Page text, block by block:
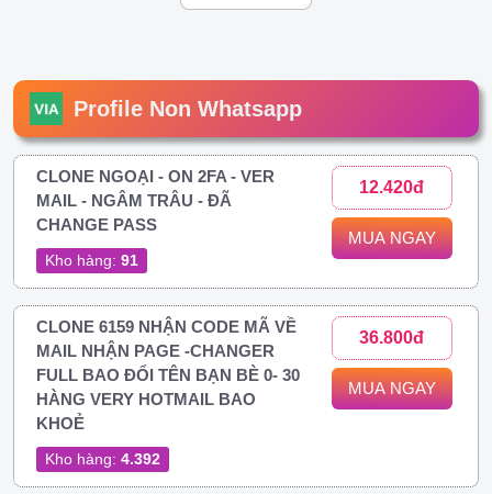
Profile Non Whatsapp
CLONE NGOẠI - ON 2FA - VER
MAIL - NGÂM TRÂU - ĐÃ
CHANGE PASS
Kho hàng: 91
12.420đ
MUA NGAY
CLONE 6159 NHẬN CODE MÃ VỀ
MAIL NHẬN PAGE -CHANGER
FULL BAO ĐỔI TÊN BẠN BÈ 0- 30
HÀNG VERY HOTMAIL BAO
KHOẺ
Kho hàng: 4.392
36.800đ
MUA NGAY